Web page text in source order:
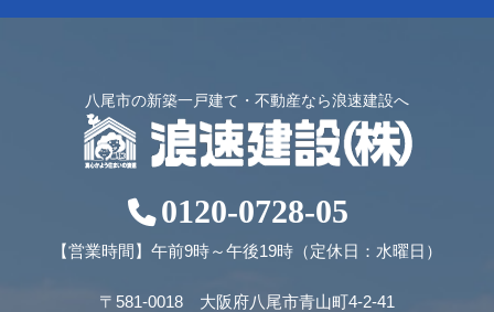
八尾市の新築一戸建て・不動産なら浪速建設へ
0120-0728-05
【営業時間】午前9時～午後19時（定休日：水曜日）
〒581-0018 大阪府八尾市青山町4-2-41